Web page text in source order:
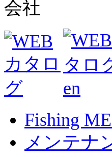
Fishing
メンテナ